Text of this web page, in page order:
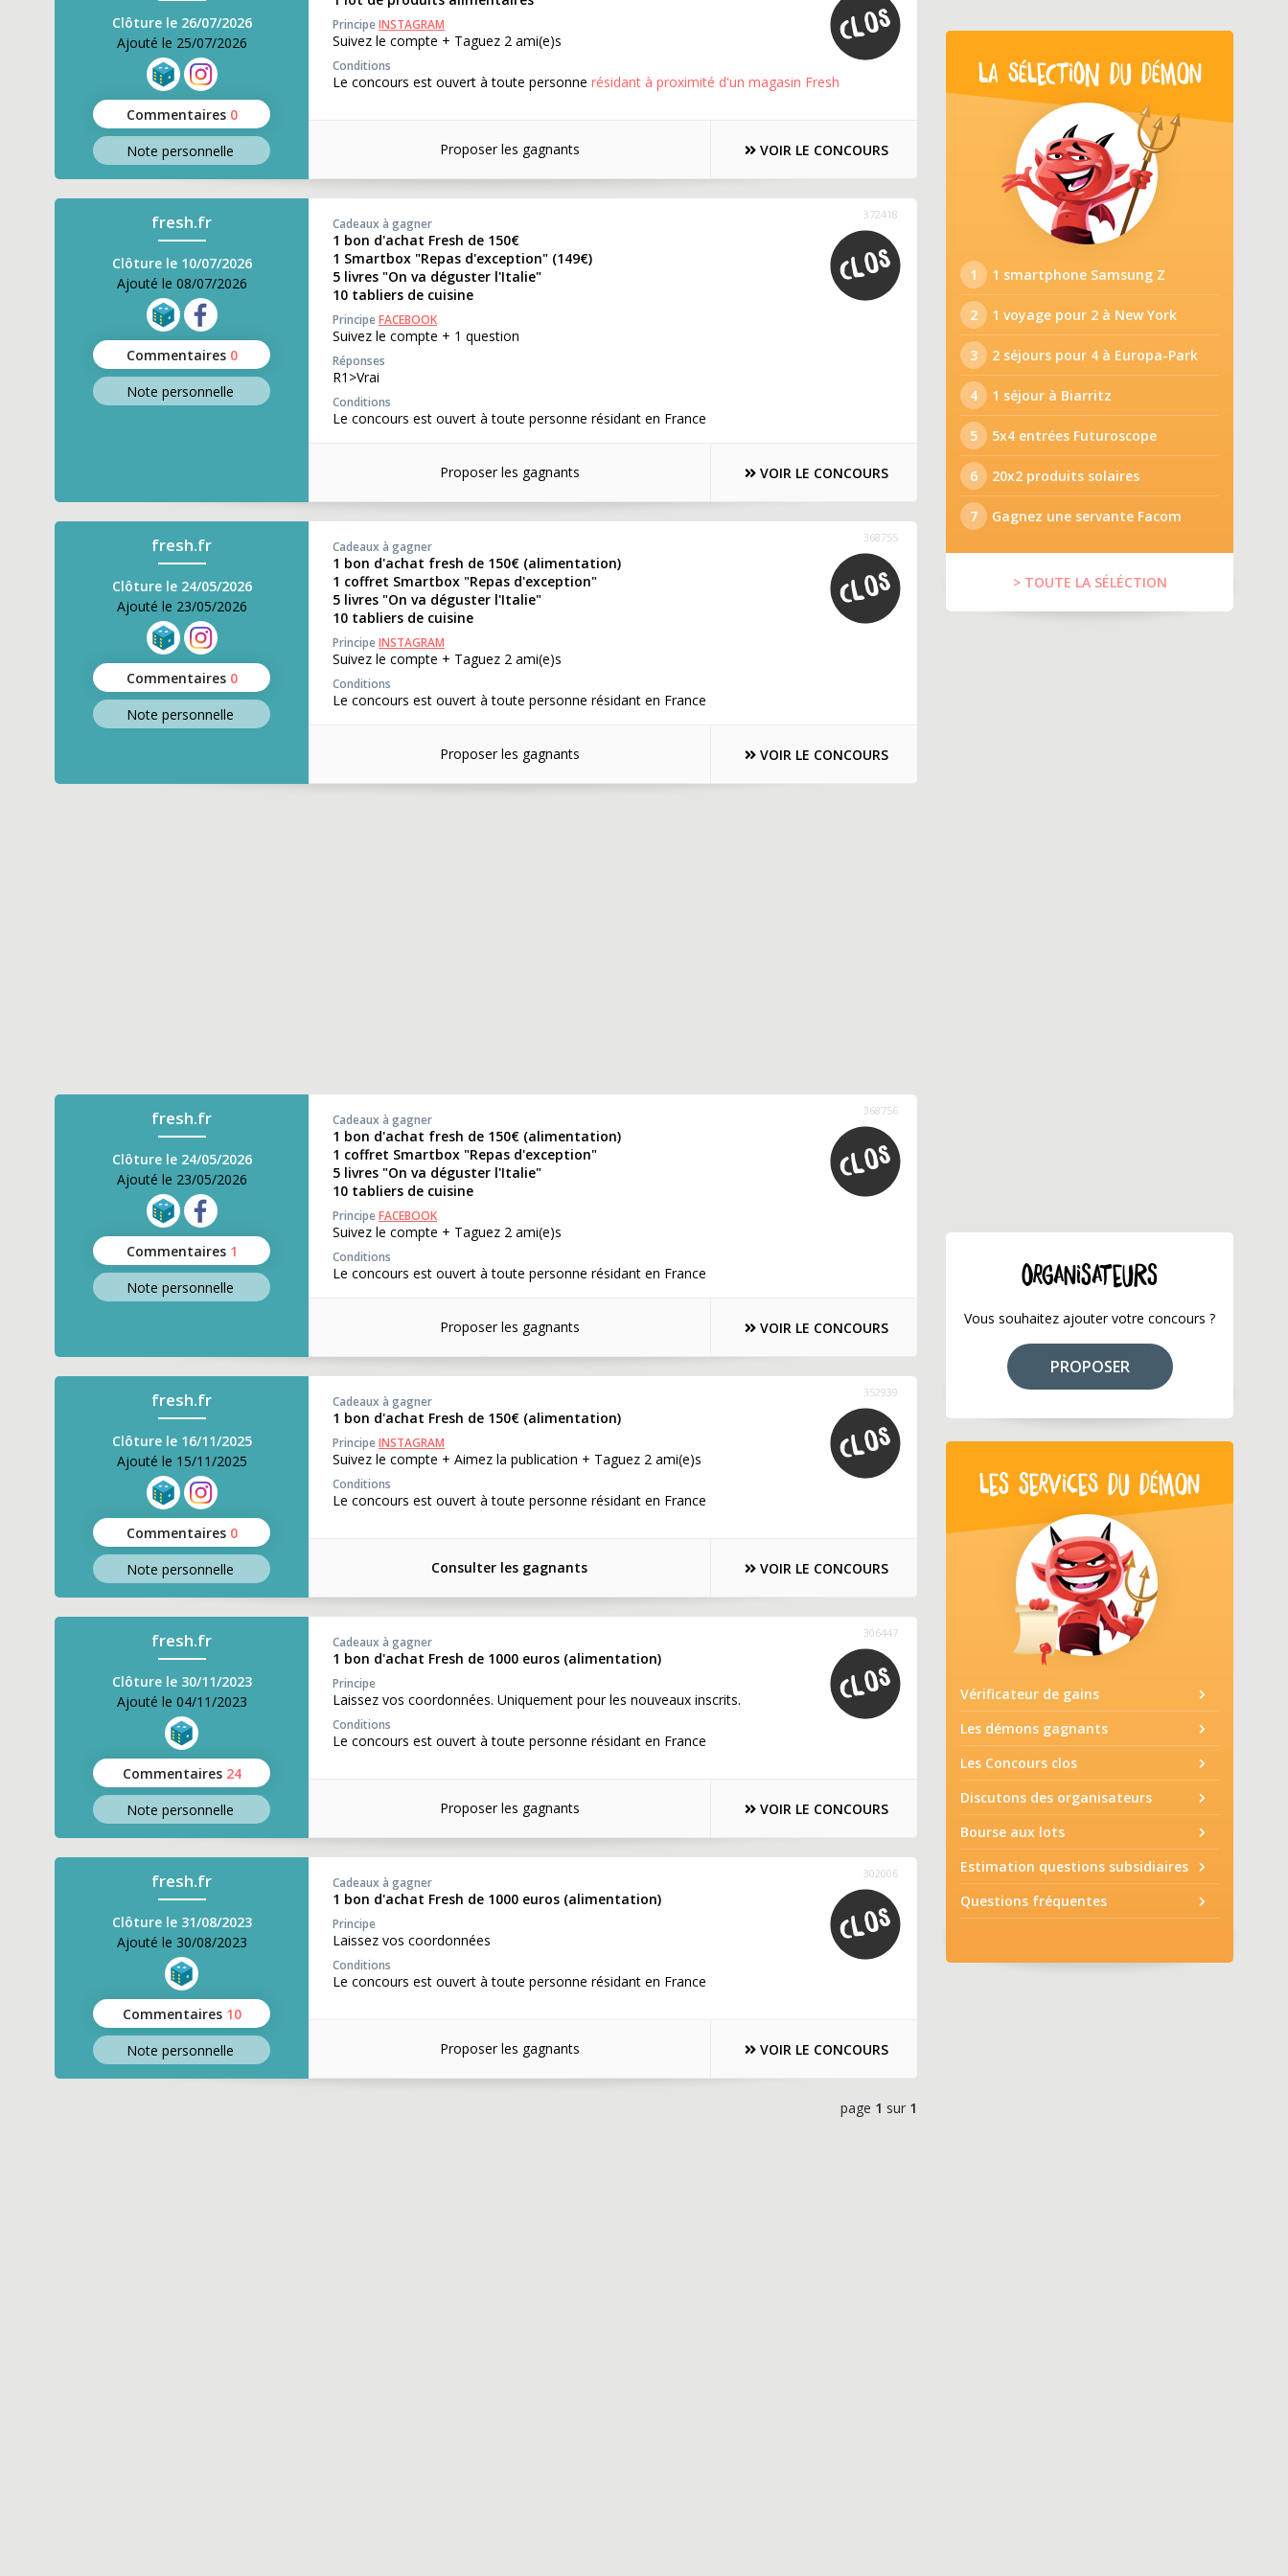
Clôture le 26/07/2026
Ajouté le 25/07/2026
Commentaires 0
Note personnelle
PrincipeINSTAGRAM
Suivez le compte + Taguez 2 ami(e)s
Conditions
Le concours est ouvert à toute personne résidant à proximité d'un magasin Fresh
Proposer les gagnants VOIR LE CONCOURS
fresh.fr
Clôture le 10/07/2026
Ajouté le 08/07/2026
Commentaires 0
Note personnelle
372418
Cadeaux à gagner
1 bon d'achat Fresh de 150€
1 Smartbox "Repas d'exception" (149€)
5 livres "On va déguster l'Italie"
10 tabliers de cuisine
PrincipeFACEBOOK
Suivez le compte + 1 question
Réponses
R1>Vrai
Conditions
Le concours est ouvert à toute personne résidant en France
Proposer les gagnants VOIR LE CONCOURS
fresh.fr
Clôture le 24/05/2026
Ajouté le 23/05/2026
Commentaires 0
Note personnelle
368755
Cadeaux à gagner
1 bon d'achat fresh de 150€ (alimentation)
1 coffret Smartbox "Repas d'exception"
5 livres "On va déguster l'Italie"
10 tabliers de cuisine
PrincipeINSTAGRAM
Suivez le compte + Taguez 2 ami(e)s
Conditions
Le concours est ouvert à toute personne résidant en France
Proposer les gagnants VOIR LE CONCOURS
fresh.fr
Clôture le 24/05/2026
Ajouté le 23/05/2026
Commentaires 1
Note personnelle
368756
Cadeaux à gagner
1 bon d'achat fresh de 150€ (alimentation)
1 coffret Smartbox "Repas d'exception"
5 livres "On va déguster l'Italie"
10 tabliers de cuisine
PrincipeFACEBOOK
Suivez le compte + Taguez 2 ami(e)s
Conditions
Le concours est ouvert à toute personne résidant en France
Proposer les gagnants VOIR LE CONCOURS
fresh.fr
Clôture le 16/11/2025
Ajouté le 15/11/2025
Commentaires 0
Note personnelle
352939
Cadeaux à gagner
1 bon d'achat Fresh de 150€ (alimentation)
PrincipeINSTAGRAM
Suivez le compte + Aimez la publication + Taguez 2 ami(e)s
Conditions
Le concours est ouvert à toute personne résidant en France
Consulter les gagnants VOIR LE CONCOURS
fresh.fr
Clôture le 30/11/2023
Ajouté le 04/11/2023
Commentaires 24
Note personnelle
306447
Cadeaux à gagner
1 bon d'achat Fresh de 1000 euros (alimentation)
Principe
Laissez vos coordonnées. Uniquement pour les nouveaux inscrits.
Conditions
Le concours est ouvert à toute personne résidant en France
Proposer les gagnants VOIR LE CONCOURS
fresh.fr
Clôture le 31/08/2023
Ajouté le 30/08/2023
Commentaires 10
Note personnelle
302006
Cadeaux à gagner
1 bon d'achat Fresh de 1000 euros (alimentation)
Principe
Laissez vos coordonnées
Conditions
Le concours est ouvert à toute personne résidant en France
Proposer les gagnants VOIR LE CONCOURS
page 1 sur 1
LA SÉLECTION DU DÉMON
1 1 smartphone Samsung Z
2 1 voyage pour 2 à New York
3 2 séjours pour 4 à Europa-Park
4 1 séjour à Biarritz
5 5x4 entrées Futuroscope
6 20x2 produits solaires
7 Gagnez une servante Facom
> TOUTE LA SÉLÉCTION
ORGANISATEURS
Vous souhaitez ajouter votre concours ?
PROPOSER
LES SERVICES DU DÉMON
Vérificateur de gains
Les démons gagnants
Les Concours clos
Discutons des organisateurs
Bourse aux lots
Estimation questions subsidiaires
Questions fréquentes